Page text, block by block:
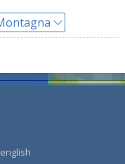
english